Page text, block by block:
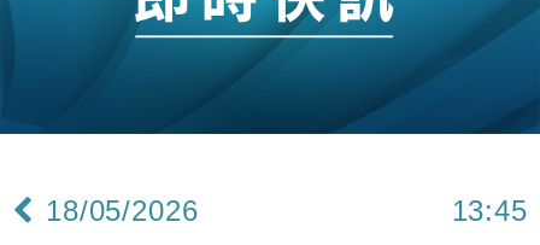
12:30
財經｜香港7月PMI回落至51 企業擴張放慢兼縮減人
財經｜黑石傳再籌逾360億美元 支援Anthropic租用
18:15
本地｜新世界K11 9月升級會員制度 增鉑金卡級別鎖
18/05/2026 13:45